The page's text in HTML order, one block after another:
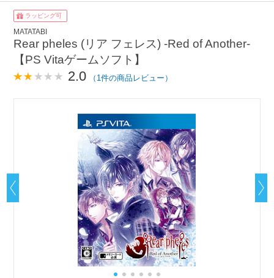
ラッピング可
MATATABI
Rear pheles (リア フェレス) ‐Red of Another-
【PS Vitaゲームソフト】
2.0 （1件の商品レビュー）